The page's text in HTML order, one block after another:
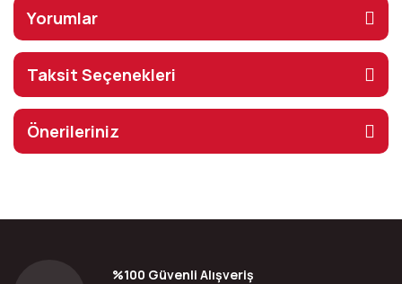
Yorumlar
Taksit Seçenekleri
Önerileriniz
%100 Güvenli Alışveriş